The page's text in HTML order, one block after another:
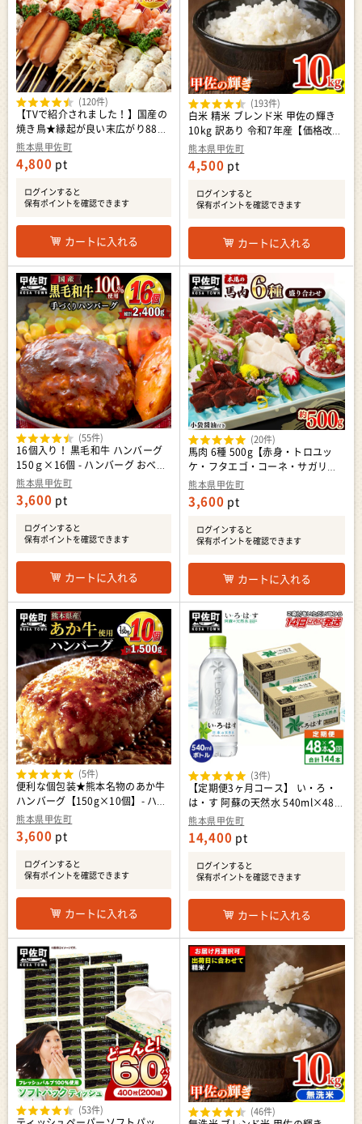
熊本県甲佐町
【TVで紹介されました！】国産の
焼き鳥★縁起が良い末広がり88本
★国産 焼きとりセット 7種88本 -
国産 焼き鳥 焼鳥 セット モモ ネギ
ま 皮 ムネ つくね ニラ BBQ バー
ベキュー キャンプ おつまみ お弁
当 やきとり 個包装 小分け 冷凍 人
せ 熊本県 甲佐町【価格改定XA】
(120件)
4,800 pt
ログインすると
保有ポイントを確認できます
カートに入れる
熊本県甲佐町
白米 精米 ブレンド米 甲佐の輝き
10kg 訳あり 令和7年産【価格改定
XO】
(193件)
4,500 pt
ログインすると
保有ポイントを確認できます
カートに入れる
熊本県甲佐町
16個入り！ 黒毛和牛 ハンバーグ
150ｇ×16個 - ハンバーグ おべん
とう お弁当 おかず 個包装 小分け
人気 牛肉100％ 黒毛和牛 冷凍 国
産 おすすめ ランキング 和牛 お取
り寄せ 焼くだけ 熊本県産 熊本産
国内産 国産牛 総菜 甲佐町【価格
(55件)
3,600 pt
ログインすると
保有ポイントを確認できます
カートに入れる
熊本県甲佐町
馬肉 6種 500g【赤身・トロユッ
ケ・フタエゴ・コーネ・サガリ・
ハツ】- 馬肉 特殊加工 低温調理 馬
刺し 熊本 盛り合わせ バラエティ
ーセット 詰め合わせセット 人気部
位 醬油付 おすすめ 熊本県 甲佐町
(20件)
3,600 pt
ログインすると
保有ポイントを確認できます
カートに入れる
熊本県甲佐町
便利な個包装★熊本名物のあか牛
ハンバーグ【150g×10個】- ハン
バーグ おべんとう お弁当 おかず
個包装 小分け 人気 あか牛 牛肉 冷
凍 国産 おすすめ 和牛 お取り寄せ
焼くだけ 熊本県産 熊本産 国内産
国産牛 総菜 熊本県 甲佐町【価格
(5件)
3,600 pt
ログインすると
保有ポイントを確認できます
カートに入れる
熊本県甲佐町
【定期便3ヶ月コース】 い・ろ・
は・す 阿蘇の天然水 540ml×48本
いろはす 天然水 水 ミネラルウォ
ーター 防災
(3件)
14,400 pt
ログインすると
保有ポイントを確認できます
カートに入れる
(53件) (46件)